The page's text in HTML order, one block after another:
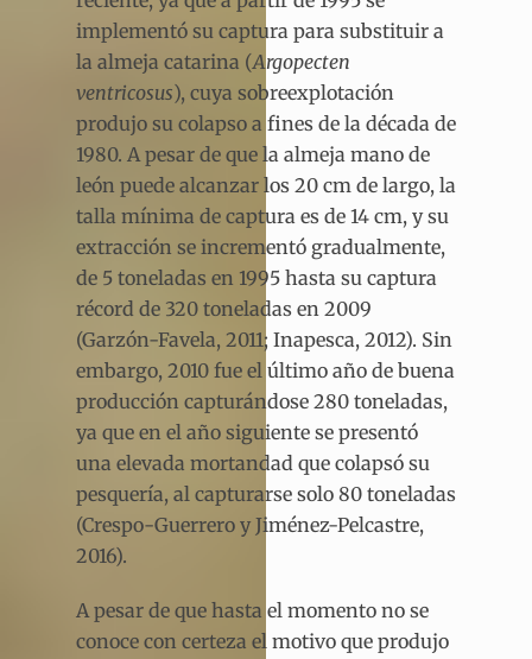
implementó su captura para substituir a
la almeja catarina (Argopecten
ventricosus), cuya sobreexplotación
produjo su colapso a fines de la década de
1980. A pesar de que la almeja mano de
león puede alcanzar los 20 cm de largo, la
talla mínima de captura es de 14 cm, y su
extracción se incrementó gradualmente,
de 5 toneladas en 1995 hasta su captura
récord de 320 toneladas en 2009
(Garzón-Favela, 2011; Inapesca, 2012). Sin
embargo, 2010 fue el último año de buena
producción capturándose 280 toneladas,
ya que en el año siguiente se presentó
una elevada mortandad que colapsó su
pesquería, al capturarse solo 80 toneladas
(Crespo-Guerrero y Jiménez-Pelcastre,
2016).
A pesar de que hasta el momento no se
conoce con certeza el motivo que produjo